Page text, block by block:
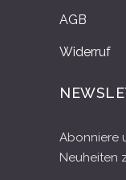
AGB
Widerruf
Abonniere
Neuheiten